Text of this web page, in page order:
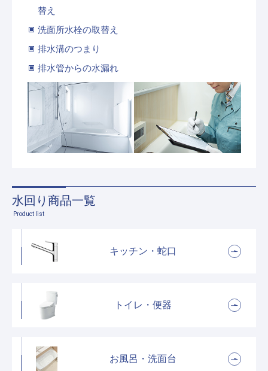
替え
洗面所水栓の取替え
排水溝のつまり
排水管からの水漏れ
水回り商品一覧
Product list
キッチン・蛇口
トイレ・便器
お風呂・洗面台